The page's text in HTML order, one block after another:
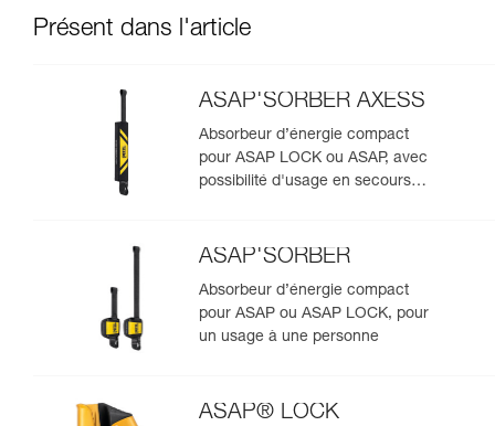
Présent dans l'article
ASAP'SORBER AXESS
Absorbeur d’énergie compact
pour ASAP LOCK ou ASAP, avec
possibilité d'usage en secours
ASAP'SORBER
Absorbeur d’énergie compact
pour ASAP ou ASAP LOCK, pour
un usage à une personne
ASAP® LOCK